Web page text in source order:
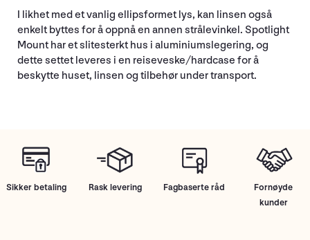
I likhet med et vanlig ellipsformet lys, kan linsen også
enkelt byttes for å oppnå en annen strålevinkel. Spotlight
Mount har et slitesterkt hus i aluminiumslegering, og
dette settet leveres i en reiseveske/hardcase for å
beskytte huset, linsen og tilbehør under transport.
Sikker betaling Rask levering Fagbaserte råd
Fornøyde
kunder